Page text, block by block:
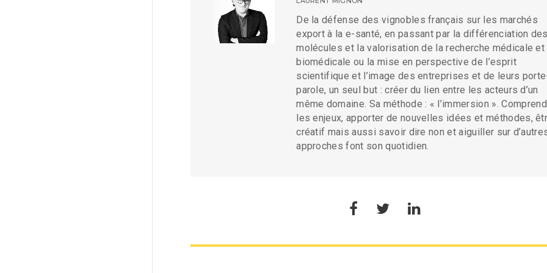
De la défense des vignobles français sur les marchés
export à la e-santé, en passant par la différenciation des
molécules et la valorisation de la recherche médicale et
biomédicale ou la mise en perspective de l’esprit
scientifique et l’image des entreprises et de leurs
parole, un seul but : créer du lien entre les acteurs d’un
même domaine. Sa méthode : « l’immersion ».
les enjeux, apporter de nouvelles idées et méthodes,
créatif mais aussi savoir dire non et aiguiller sur
approches font son quotidien.